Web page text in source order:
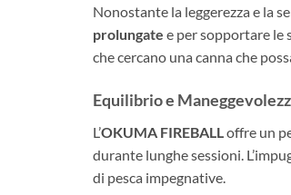
Nonostante la leggerezza e la
prolungate e per sopportare le
che cercano una canna che
Equilibrio e
L’OKUMA FIREBALLoffre un
durante lunghe sessioni.
di pesca impegnative.